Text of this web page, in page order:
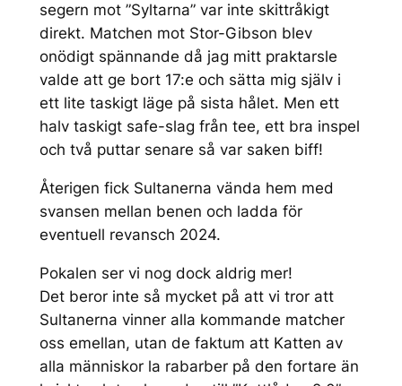
segern mot ”Syltarna” var inte skittråkigt
direkt. Matchen mot Stor-Gibson blev
onödigt spännande då jag mitt praktarsle
valde att ge bort 17:e och sätta mig själv i
ett lite taskigt läge på sista hålet. Men ett
halv taskigt safe-slag från tee, ett bra inspel
och två puttar senare så var saken biff!
Återigen fick Sultanerna vända hem med
svansen mellan benen och ladda för
eventuell revansch 2024.
Pokalen ser vi nog dock aldrig mer!
Det beror inte så mycket på att vi tror att
Sultanerna vinner alla kommande matcher
oss emellan, utan de faktum att Katten av
alla människor la rabarber på den fortare än